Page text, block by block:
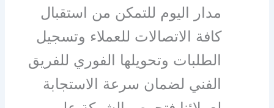
مدار اليوم للتمكن من استقبال
كافة الاتصالات للعملاء وتسجيل
الطلبات وتحويلها الفوري للفريق
الفني لضمان سرعة الاستجابة